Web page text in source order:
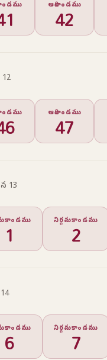
ఆదికాండము
42
ఆదికాండము
47
13
1 నిర్గమకాండము
2
6 నిర్గమకాండము
7